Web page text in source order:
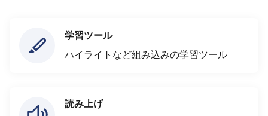
学習ツール
ハイライトなど組み込みの学習ツール
読み上げ